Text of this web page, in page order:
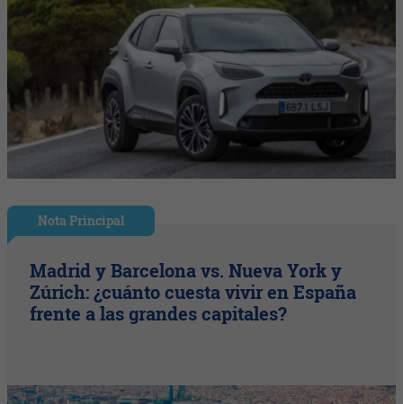
Nota Principal
Madrid y Barcelona vs. Nueva York y
Zúrich: ¿cuánto cuesta vivir en España
frente a las grandes capitales?